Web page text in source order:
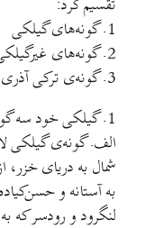
تقسيم کرد:
1. گونه‌های گيلکی
2. گونه‌های غيرگيلکی از گروه زبان‌های کرانه‌ی خزر.
3. گونه‌ی ترکی آذری (غير ايرانی).
1. گيلکی خود سه گونه‌ی عمده دارد.
الف. گونه‌ی گيلکی
شمال به دريای
به آستانه و
لنگرود و رودسر که